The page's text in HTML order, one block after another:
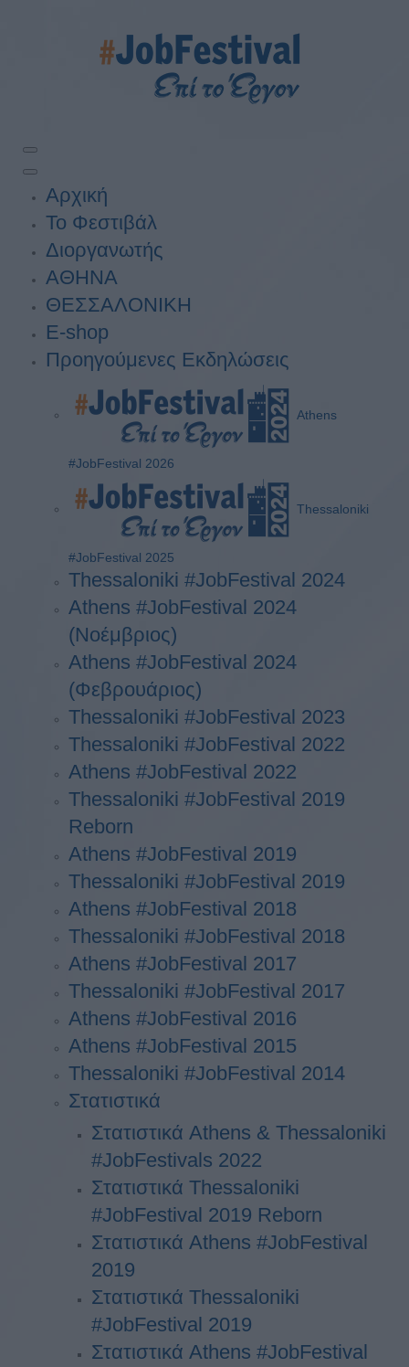
Αρχική
Το Φεστιβάλ
Διοργανωτής
ΑΘΗΝΑ
ΘΕΣΣΑΛΟΝΙΚΗ
E-shop
Προηγούμενες Εκδηλώσεις
Athens
#JobFestival 2026
Thessaloniki
#JobFestival 2025
Thessaloniki #JobFestival 2024
Athens #JobFestival 2024
(Νοέμβριος)
Athens #JobFestival 2024
(Φεβρουάριος)
Thessaloniki #JobFestival 2023
Thessaloniki #JobFestival 2022
Athens #JobFestival 2022
Thessaloniki #JobFestival 2019
Reborn
Athens #JobFestival 2019
Thessaloniki #JobFestival 2019
Athens #JobFestival 2018
Thessaloniki #JobFestival 2018
Athens #JobFestival 2017
Τhessaloniki #JobFestival 2017
Athens #JobFestival 2016
Athens #JobFestival 2015
Thessaloniki #JobFestival 2014
Στατιστικά
Στατιστικά Athens & Thessaloniki
#JobFestivals 2022
Στατιστικά Thessaloniki
#JobFestival 2019 Reborn
Στατιστικά Athens #JobFestival
2019
Στατιστικά Thessaloniki
#JobFestival 2019
Στατιστικά Athens #JobFestival